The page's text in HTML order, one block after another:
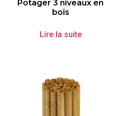
Potager 3 niveaux en
bois
Lire la suite